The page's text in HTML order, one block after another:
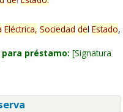
Eléctrica, Sociedad del Estado,
préstamo: Signatura